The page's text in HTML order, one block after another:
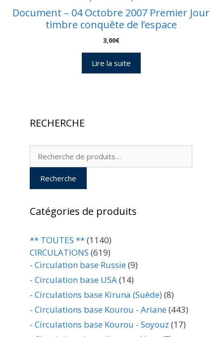
Document – 04 Octobre 2007 Premier Jour
timbre conquête de l’espace
3,00€
Lire la suite
RECHERCHE
Recherche
Recherche
Catégories de produits
** TOUTES **(1140)
CIRCULATIONS (619)
- Circulation base Russie(9)
- Circulation base USA(14)
- Circulations base Kiruna (Suède)(8)
- Circulations base Kourou - Ariane(443)
- Circulations base Kourou - Soyouz (17)